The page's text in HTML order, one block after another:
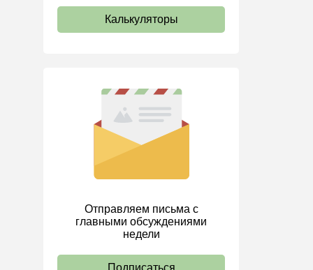
Калькуляторы
Отправляем письма с
главными обсуждениями
недели
Подписаться